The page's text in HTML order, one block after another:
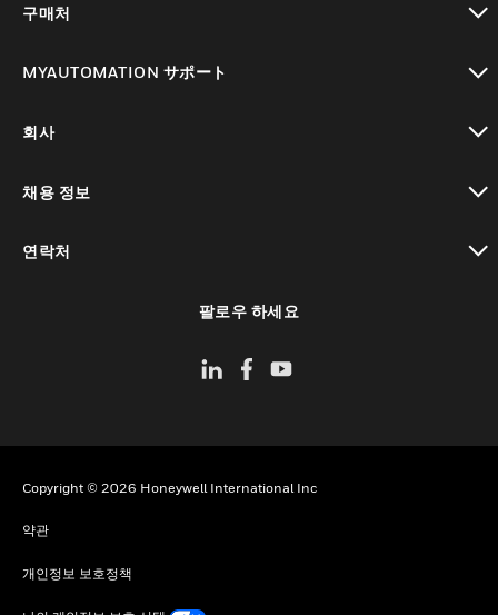
구매처
MYAUTOMATION サポート
회사
채용 정보
연락처
팔로우 하세요
Copyright © 2026 Honeywell International Inc
약관
개인정보 보호정책